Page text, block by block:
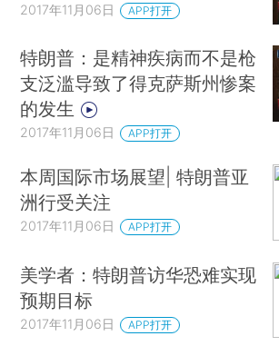
2017年11月06日 APP打开
特朗普：是精神疾病而不是枪
支泛滥导致了得克萨斯州惨案
的发生
2017年11月06日 APP打开
本周国际市场展望| 特朗普亚
洲行受关注
2017年11月06日 APP打开
美学者：特朗普访华恐难实现
预期目标
2017年11月06日 APP打开